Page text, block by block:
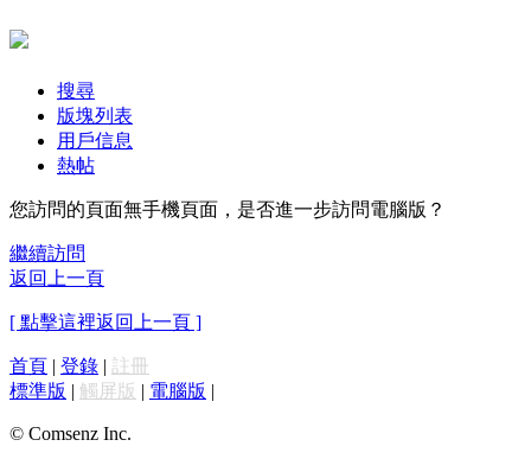
搜尋
版塊列表
用戶信息
熱帖
您訪問的頁面無手機頁面，是否進一步訪問電腦版？
繼續訪問
返回上一頁
[ 點擊這裡返回上一頁 ]
首頁 | 登錄 | 註冊
標準版 | 觸屏版 | 電腦版 |
© Comsenz Inc.